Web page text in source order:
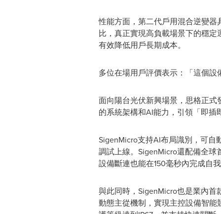
性能方面，第二代戶用混合逆變
比，真正實現高負載場景下的穩
有效降低用戶長期成本。
多位在場用戶評價表示：「這個設
面向陽台光伏新興場景，思格正式
的系統架構和AI能力，引領「即插
SigenMicro支持AI布局識別，可
調試上線。SigenMicro還配備全球
設備斷連也能在150毫秒內完成自
與此同時，SigenMicro也是業內首
動態主從機制，實現主控設備智